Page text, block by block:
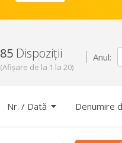
85 Dispoziții
(Afișare de la 1 la 20)
Anul:
Nr. / Dată Denumire